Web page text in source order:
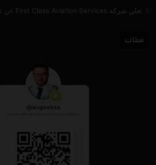
تعلن شركة First Class Aviation Services عن توفر فرص وظيفية
سناب